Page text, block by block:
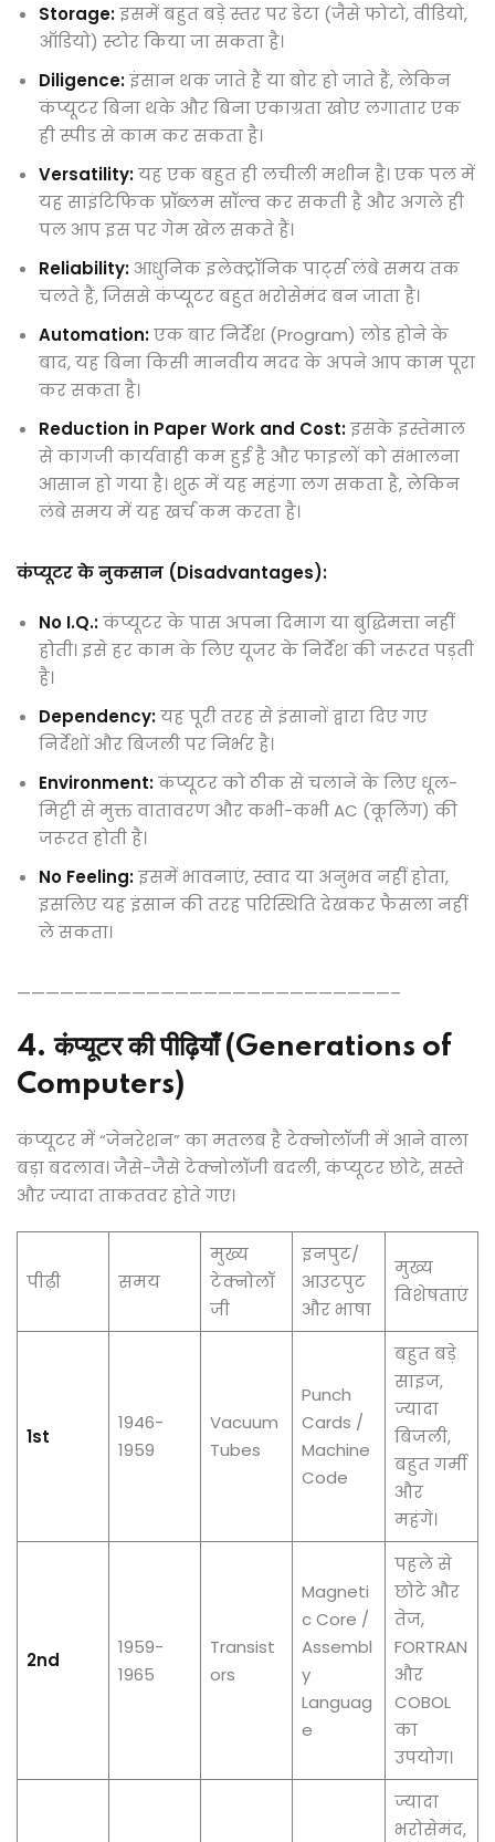
Storage:इसमें बहुत बड़े स्तर पर डेटा (जैसे फोटो, वीडियो,
ऑडियो) स्टोर किया जा सकता है।
Diligence:इंसान थक जाते हैं या बोर हो जाते हैं, लेकिन
कंप्यूटर बिना थके और बिना एकाग्रता खोए लगातार एक
ही स्पीड से काम कर सकता है।
Versatility:यह एक बहुत ही लचीली मशीन है। एक पल में
यह साइंटिफिक प्रॉब्लम सॉल्व कर सकती है और अगले ही
पल आप इस पर गेम खेल सकते हैं।
Reliability: आधुनिक इलेक्ट्रॉनिक पार्ट्स लंबे समय तक
चलते हैं, जिससे कंप्यूटर बहुत भरोसेमंद बन जाता है।
Automation:एक बार निर्देश (Program) लोड होने के
बाद, यह बिना किसी मानवीय मदद के अपने आप काम पूरा
कर सकता है।
Reduction in Paper Work and Cost:इसके इस्तेमाल
से कागजी कार्यवाही कम हुई है और फाइलों को संभालना
आसान हो गया है। शुरू में यह महंगा लग सकता है, लेकिन
लंबे समय में यह खर्च कम करता है।
कंप्यूटर के नुकसान (Disadvantages):
No I.Q.:कंप्यूटर के पास अपना दिमाग या बुद्धिमत्ता नहीं
होती। इसे हर काम के लिए यूजर के निर्देश की जरूरत पड़ती
है।
Dependency:यह पूरी तरह से इंसानों द्वारा दिए गए
निर्देशों और बिजली पर निर्भर है।
Environment:कंप्यूटर को ठीक से चलाने के लिए धूल-
मिट्टी से मुक्त वातावरण और कभी-कभी AC (कूलिंग) की
जरूरत होती है।
No Feeling:इसमें भावनाएं, स्वाद या अनुभव नहीं होता,
इसलिए यह इंसान की तरह परिस्थिति देखकर फैसला नहीं
ले सकता।
——————————————————————————–
4. कंप्यूटर की पीढ़ियाँ (Generations of
Computers)
कंप्यूटर में “जेनरेशन” का मतलब है टेक्नोलॉजी में आने वाला
बड़ा बदलाव। जैसे-जैसे टेक्नोलॉजी बदली, कंप्यूटर छोटे, सस्ते
और ज्यादा ताकतवर होते गए।
पीढ़ी समय
मुख्य
टेक्नोलॉ
जी
इनपुट/
आउटपुट
और भाषा
मुख्य
विशेषताएं
1st
1946-
1959
Vacuum
Tubes
Punch
Cards /
Machine
Code
बहुत बड़े
साइज,
ज्यादा
बिजली,
बहुत गर्मी
और
महंगे।
2nd
1959-
1965
Transist
ors
Magneti
c Core /
Assembl
y
Languag
e
पहले से
छोटे और
तेज,
FORTRAN
और
COBOL
का
उपयोग।
ज्यादा
भरोसेमंद,